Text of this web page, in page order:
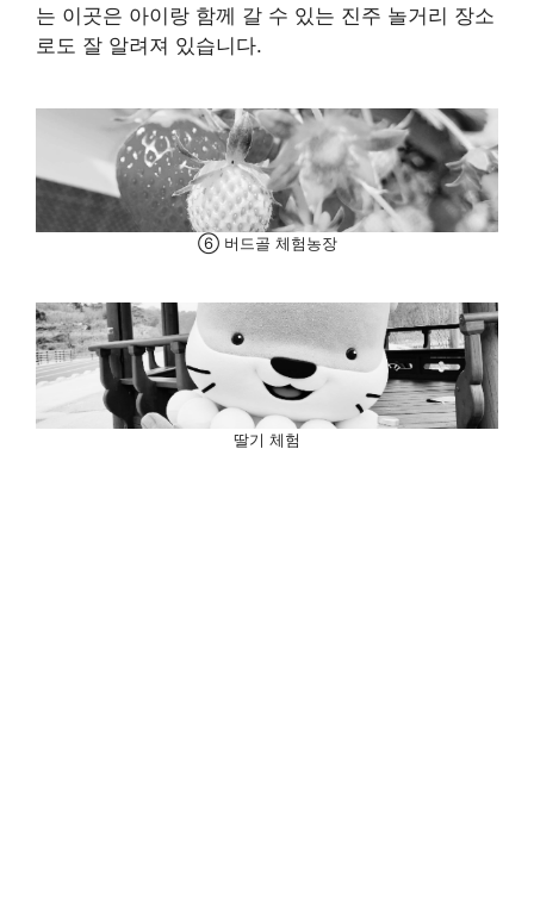
는 이곳은 아이랑 함께 갈 수 있는 진주 놀거리 장소
로도 잘 알려져 있습니다.
⑥ 버드골 체험농장
딸기 체험